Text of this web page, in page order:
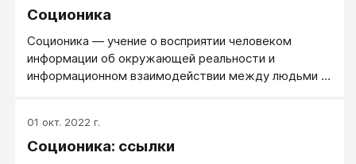
использованием соционических опросников;
невербальным признакам; Следует заметить что
подходы не являются взаимоисключающими и
зачастую используются совместно.
Соционика
Соционика — учение о восприятии человеком
информации об окружающей реальности и
информационном взаимодействии между людьми (в
ключевым понятием которой является «тип
информационного метаболизма» (социотип).
01 окт. 2022 г.
Соционика: ссылки